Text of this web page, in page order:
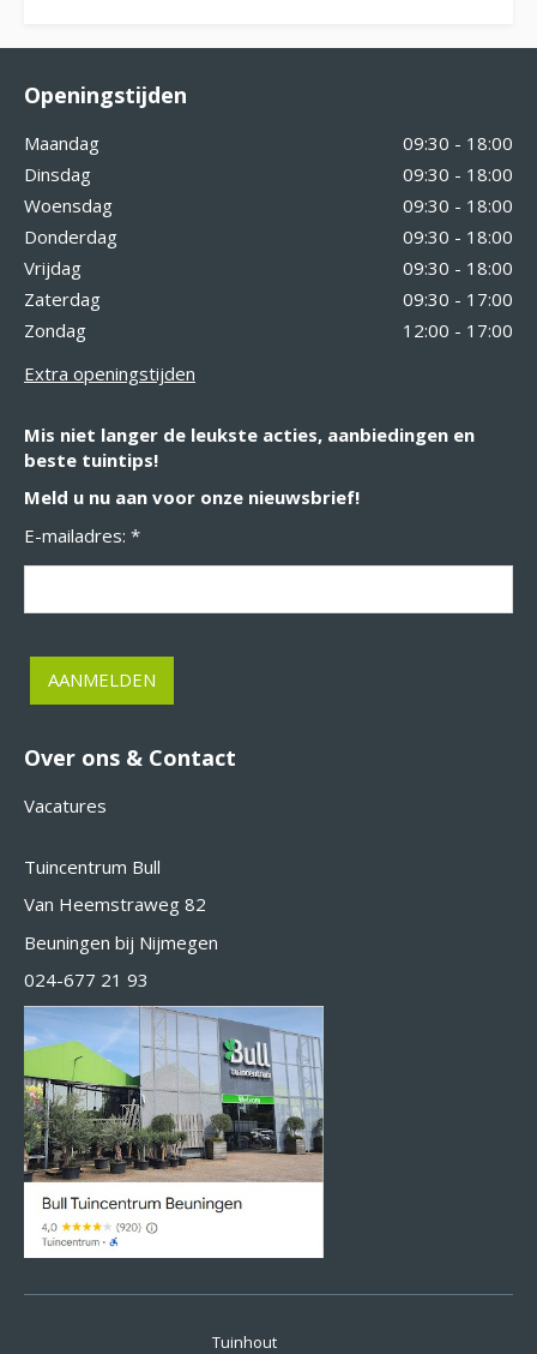
Openingstijden
Maandag
09:30 - 18:00
Dinsdag
09:30 - 18:00
Woensdag
09:30 - 18:00
Donderdag
09:30 - 18:00
Vrijdag
09:30 - 18:00
Zaterdag
09:30 - 17:00
Zondag
12:00 - 17:00
Extra openingstijden
Mis niet langer de leukste acties, aanbiedingen en
beste tuintips!
Meld u nu aan voor onze nieuwsbrief!
E-mailadres: *
Over ons & Contact
Vacatures
Tuincentrum Bull
Van Heemstraweg 82
Beuningen bij Nijmegen
024-677 21 93
Tuinhout